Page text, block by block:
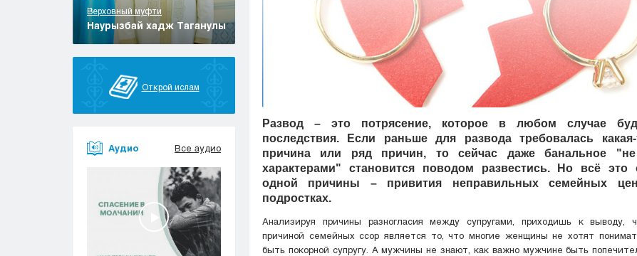
Верховный муфти
Наурызбай хадж Таганулы
Открой ислам
Аудио Все аудио
Развод – это потрясение, которое в любом случае
последствия. Если раньше для развода требовалась какая-
причина или ряд причин, то сейчас даже банальное
характерами" становится поводом развестись. Но всё это
одной причины – привития неправильных семейных
подростках.
Анализируя причины разногласия между супругами, приходишь к выводу,
причиной семейных ссор является то, что многие женщины не хотят
быть покорной супругу. А мужчины не знают, как важно мужчине быть